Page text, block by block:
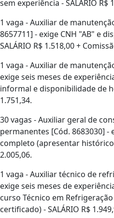
sem experiência - SALÁRIO R$
1 vaga - Auxiliar de
8657711] - exige CNH "AB" e
SALÁRIO R$ 1.518,00 +
1 vaga - Auxiliar de
exige seis meses de
informal e disponibilidade de
1.751,34.
30 vagas - Auxiliar geral de
permanentes [Cód. 8683030]
completo (apresentar histórico
2.005,06.
1 vaga - Auxiliar técnico de
exige seis meses de
curso Técnico em
certificado) - SALÁRIO R$